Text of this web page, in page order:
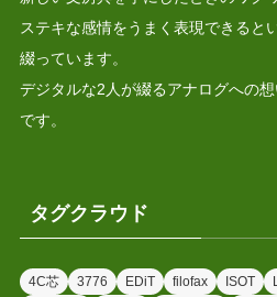
ステキな感情をうまく表現できると
綴っています。
デジタルな2人が綴るアナログへの
です。
タグクラウド
4C芯 3776 EDiT filofax ISOT